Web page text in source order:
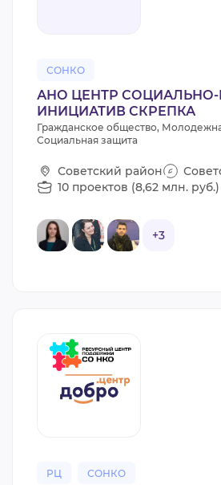
СОНКО
АНО ЦЕНТР
ИНИЦИАТИВ СКРЕПКА
Гражданское общество,
Социальная защита
Советский район
10 проектов (8,62 млн. руб.)
+3
РЦ СОНКО